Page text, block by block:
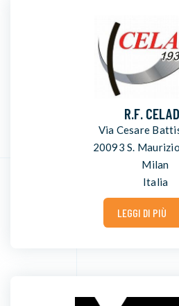
R.F.
Via Cesare
20093 S.
Milan
Italia
LEGGI DI PIÙ